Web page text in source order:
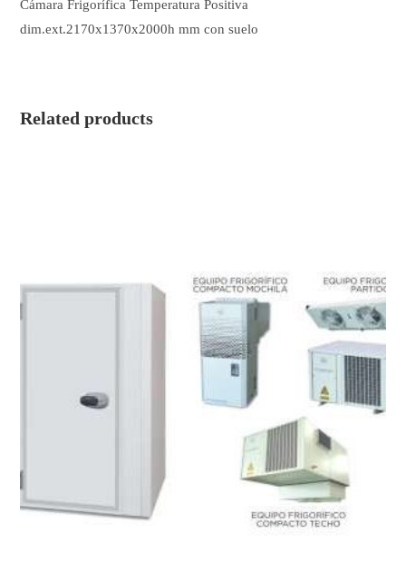
Cámara Frigorífica Temperatura Positiva
dim.ext.2170x1370x2000h mm con suelo
Related products